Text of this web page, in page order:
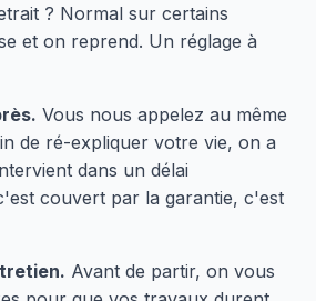
? Normal sur certains
et on reprend. Un réglage à
Vous nous appelez au même
de ré-expliquer votre vie, on a
dans un délai
couvert par la garantie, c'est
Avant de partir, on vous